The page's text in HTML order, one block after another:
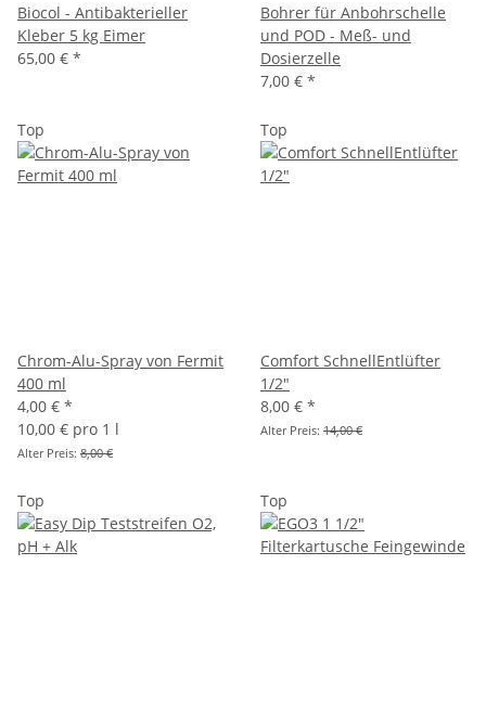
Biocol - Antibakterieller
Kleber 5 kg Eimer
65,00 € *
Bohrer für Anbohrschelle
und POD - Meß- und
Dosierzelle
7,00 € *
Top
Chrom-Alu-Spray von Fermit
400 ml
4,00 € *
10,00 € pro 1 l
Alter Preis: 8,00 €
Top
Comfort SchnellEntlüfter
1/2"
8,00 € *
Alter Preis: 14,00 €
Top Top